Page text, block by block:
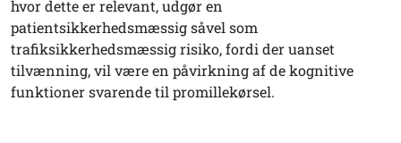
hvor dette er relevant, udgør en
patientsikkerhedsmæssig såvel som
trafiksikkerhedsmæssig risiko, fordi der uanset
tilvænning, vil være en påvirkning af de kognitive
funktioner svarende til promillekørsel.